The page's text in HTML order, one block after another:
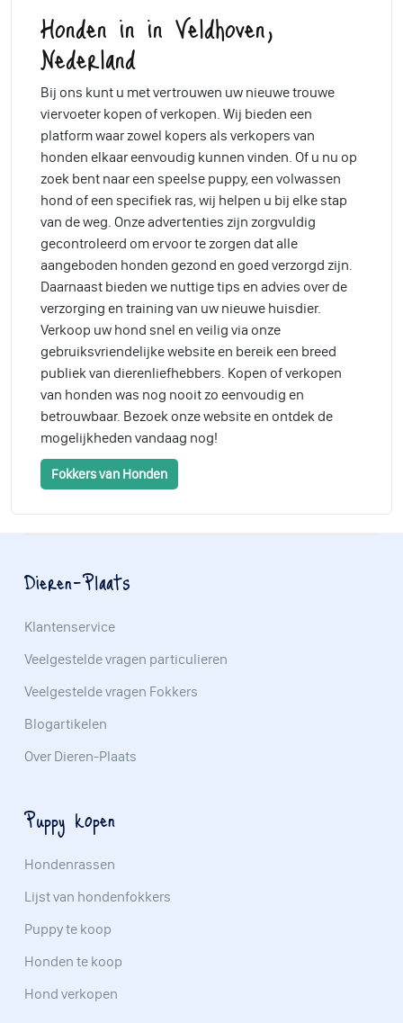
Honden in in Veldhoven,
Nederland
Bij ons kunt u met vertrouwen uw nieuwe trouwe
viervoeter kopen of verkopen. Wij bieden een
platform waar zowel kopers als verkopers van
honden elkaar eenvoudig kunnen vinden. Of u nu op
zoek bent naar een speelse puppy, een volwassen
hond of een specifiek ras, wij helpen u bij elke stap
van de weg. Onze advertenties zijn zorgvuldig
gecontroleerd om ervoor te zorgen dat alle
aangeboden honden gezond en goed verzorgd zijn.
Daarnaast bieden we nuttige tips en advies over de
verzorging en training van uw nieuwe huisdier.
Verkoop uw hond snel en veilig via onze
gebruiksvriendelijke website en bereik een breed
publiek van dierenliefhebbers. Kopen of verkopen
van honden was nog nooit zo eenvoudig en
betrouwbaar. Bezoek onze website en ontdek de
mogelijkheden vandaag nog!
Fokkers van Honden
Dieren-Plaats
Klantenservice
Veelgestelde vragen particulieren
Veelgestelde vragen Fokkers
Blogartikelen
Over Dieren-Plaats
Puppy kopen
Hondenrassen
Lijst van hondenfokkers
Puppy te koop
Honden te koop
Hond verkopen